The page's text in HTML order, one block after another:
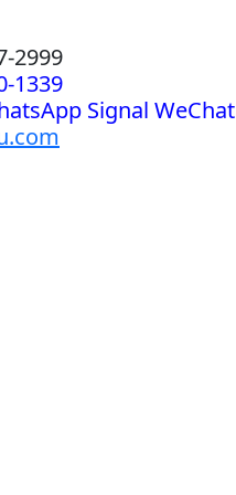
2999
1339
Signal WeChat